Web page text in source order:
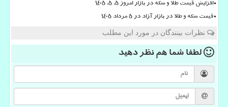
افزایش قیمت طلا و سکه در بازار امروز ۵. ۵. ۱۴۰۵
قیمت سکه و طلا در بازار آزاد در ۵ مرداد ۱۴۰۵
نظرات بینندگان در مورد این مطلب
لطفا شما همنظر دهید